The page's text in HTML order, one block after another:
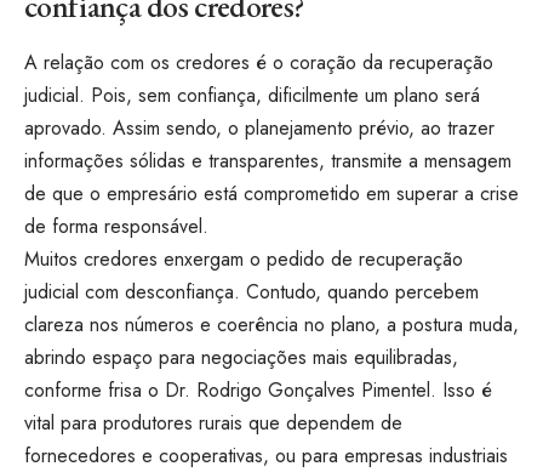
A relação com os credores é o coração da recuperação
judicial. Pois, sem confiança, dificilmente um plano será
aprovado. Assim sendo, o planejamento prévio, ao trazer
informações sólidas e transparentes, transmite a mensagem
de que o empresário está comprometido em superar a crise
de forma responsável.
Muitos credores enxergam o pedido de recuperação
judicial com desconfiança. Contudo, quando percebem
clareza nos números e coerência no plano, a postura muda,
abrindo espaço para negociações mais equilibradas,
conforme frisa o Dr. Rodrigo Gonçalves Pimentel. Isso é
vital para produtores rurais que dependem de
fornecedores e cooperativas, ou para empresas industriais